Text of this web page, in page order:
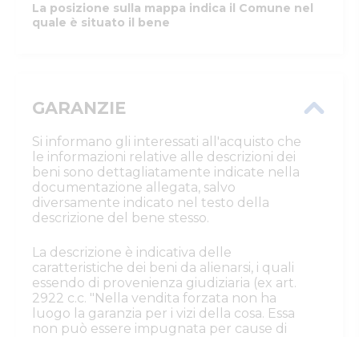
La posizione sulla mappa indica il Comune nel
quale è situato il bene
GARANZIE
Si informano gli interessati all'acquisto che
le informazioni relative alle descrizioni dei
beni sono dettagliatamente indicate nella
documentazione allegata, salvo
diversamente indicato nel testo della
descrizione del bene stesso.
La descrizione è indicativa delle
caratteristiche dei beni da alienarsi, i quali
essendo di provenienza giudiziaria (ex art.
2922 c.c. "Nella vendita forzata non ha
luogo la garanzia per i vizi della cosa. Essa
non può essere impugnata per cause di